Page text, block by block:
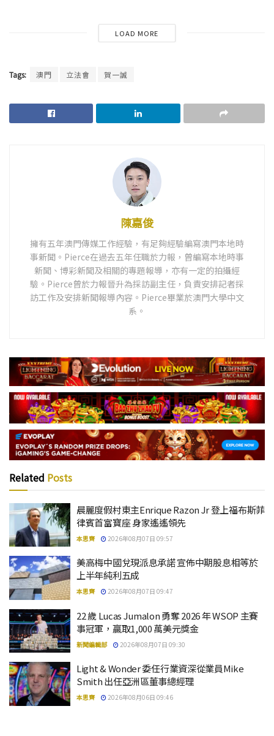
LOAD MORE
Tags: 澳門 立法會 賀一誠
陳嘉俊
擁有五年澳門傳媒工作經驗，有足夠經驗編寫澳門本地時
事新聞。Pierce在過去五年任職於力報，曾編寫本地時事
新聞、博彩新聞及相關的專題報導，亦有一定的拍攝經
驗。Pierce曾於力報晉升為採訪副主任，負責安排記者採
訪工作及安排新聞報導內容。Pierce畢業於澳門大學中文
系。
Related Posts
晨麗度假村東主Enrique Razon Jr 登上福布斯菲
律賓首富寶座 身家遙遙領先
本思齊 2026年08月07日 09:57
美高梅中國兌現派息承諾 宣佈中期股息相等於
上半年純利五成
本思齊 2026年08月07日 09:47
22 歲 Lucas Jumalon 勇奪 2026 年 WSOP 主賽
事冠軍，贏取1,000 萬美元獎金
新聞編輯部 2026年08月07日 09:30
Light & Wonder 委任行業資深從業員Mike
Smith 出任亞洲區董事總經理
本思齊 2026年08月06日 09:46